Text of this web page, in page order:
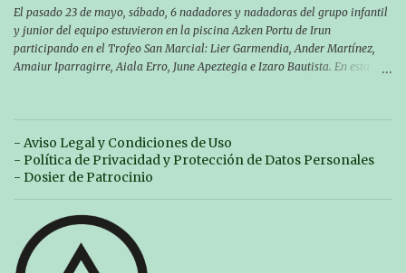
El pasado 23 de mayo, sábado, 6 nadadores y nadadoras del grupo infantil
y junior del equipo estuvieron en la piscina Azken Portu de Irun
participando en el Trofeo San Marcial: Lier Garmendia, Ander Martínez,
Amaiur Iparragirre, Aiala Erro, June Apeztegia e Izaro Bautista. En esta
marcas. A pesar de no conseguir marca, pasaron una tarde muy buena y
sirvió para reforzar su experiencia. La mayoría ya ha terminado la
temporada, pero seguiremos trabajando con quienes están en la recta final,
trabajando para que cada uno consiga sus objetivos personales. BRNPWR!
- Aviso Legal y Condiciones de Uso
- Política de Privacidad y Protección de Datos Personales
- Dosier de Patrocinio